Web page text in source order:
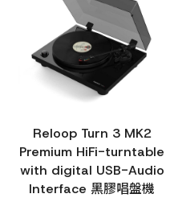
Reloop Turn 3 MK2
Premium HiFi-turntable
with digital USB-Audio
Interface 黑膠唱盤機